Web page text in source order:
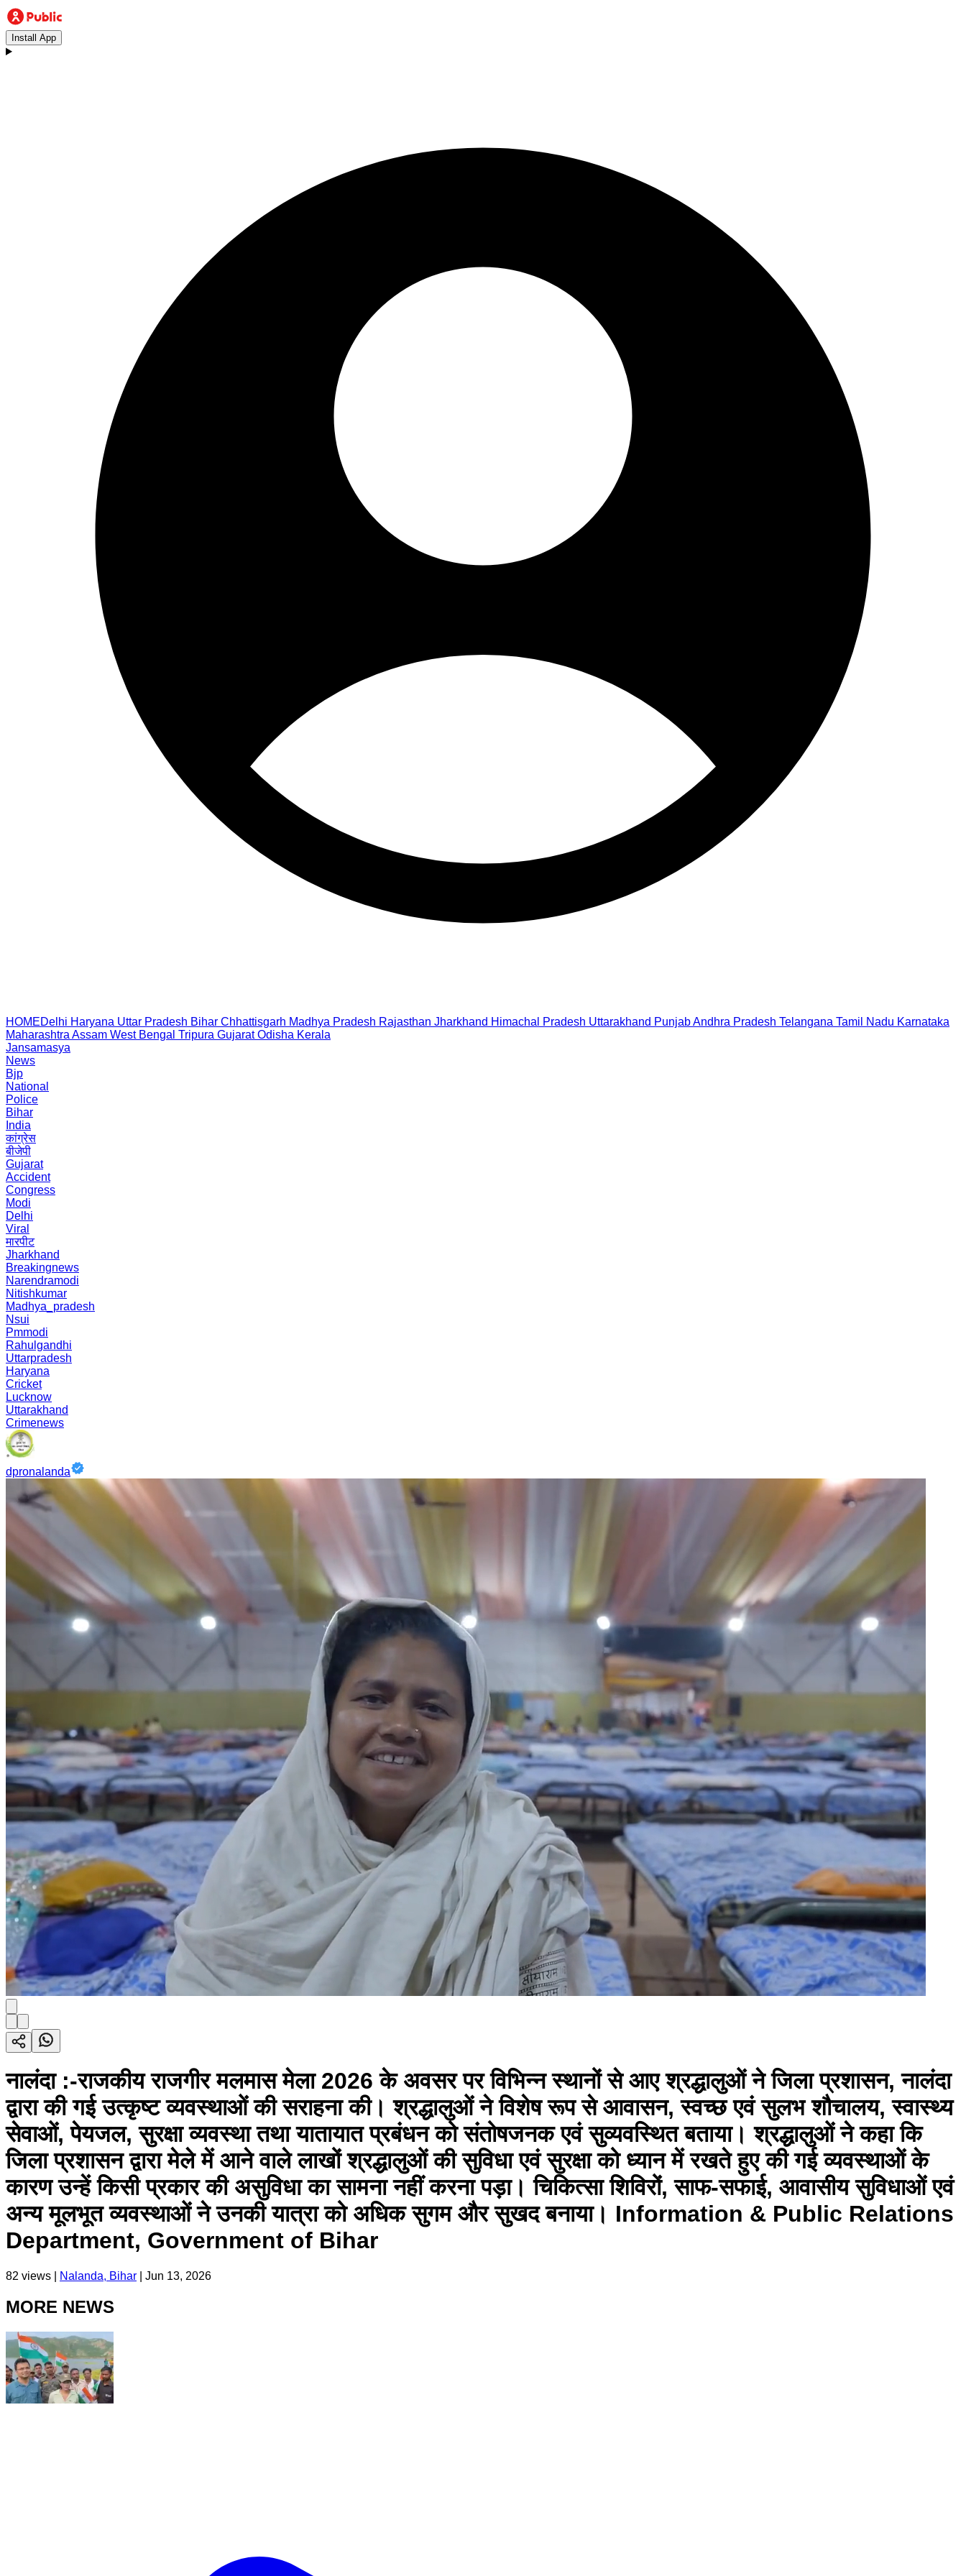
Install App
HOMEDelhi Haryana Uttar Pradesh Bihar Chhattisgarh Madhya Pradesh Rajasthan Jharkhand Himachal Pradesh Uttarakhand PunjabAndhra Pradesh Telangana Tamil Nadu Karnataka
Maharashtra Assam West Bengal Tripura Gujarat Odisha Kerala
Jansamasya
News
Bjp
National
Police
Bihar
India
कांग्रेस
बीजेपी
Gujarat
Accident
Congress
Modi
Delhi
Viral
मारपीट
Jharkhand
Breakingnews
Narendramodi
Nitishkumar
Madhya_pradesh
Nsui
Pmmodi
Rahulgandhi
Uttarpradesh
Haryana
Cricket
Lucknow
Uttarakhand
Crimenews
dpronalanda
नालंदा :-राजकीय राजगीर मलमास मेला 2026 के अवसर पर विभिन्न स्थानों से आए श्रद्धालुओं ने जिला प्रशासन, नालंदा
द्वारा की गई उत्कृष्ट व्यवस्थाओं की सराहना की। श्रद्धालुओं ने विशेष रूप से आवासन, स्वच्छ एवं सुलभ शौचालय, स्वास्थ्य
सेवाओं, पेयजल, सुरक्षा व्यवस्था तथा यातायात प्रबंधन को संतोषजनक एवं सुव्यवस्थित बताया। श्रद्धालुओं ने कहा कि
जिला प्रशासन द्वारा मेले में आने वाले लाखों श्रद्धालुओं की सुविधा एवं सुरक्षा को ध्यान में रखते हुए की गई व्यवस्थाओं के
कारण उन्हें किसी प्रकार की असुविधा का सामना नहीं करना पड़ा। चिकित्सा शिविरों, साफ-सफाई, आवासीय सुविधाओं एवं
अन्य मूलभूत व्यवस्थाओं ने उनकी यात्रा को अधिक सुगम और सुखद बनाया। Information & Public Relations
Department, Government of Bihar
82 views | Nalanda, Bihar Jun 13, 2026
MORE NEWS